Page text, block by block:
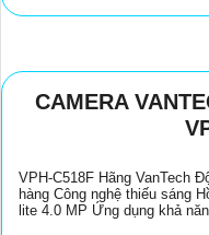
CAMERA
VPH-C518F Hãng VanTech
hàng Công nghệ thiếu sáng
lite 4.0 MP Ứng dụng khả